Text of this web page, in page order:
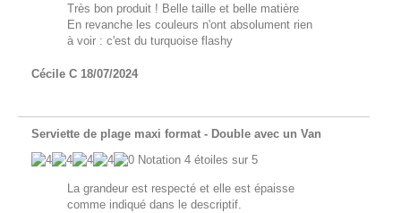
Très bon produit ! Belle taille et belle matière
En revanche les couleurs n'ont absolument rien
à voir : c'est du turquoise flashy
Cécile C 18/07/2024
Serviette de plage maxi format - Double avec un Van
Notation 4 étoiles sur 5
La grandeur est respecté et elle est épaisse
comme indiqué dans le descriptif.